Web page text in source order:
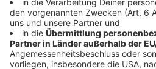
Weitere Infos und Links
Anzeige